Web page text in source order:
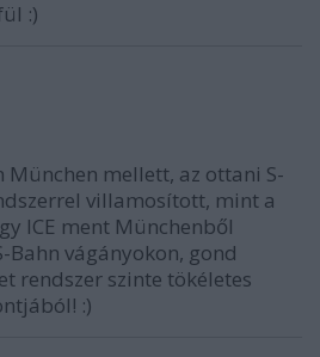
:)
mellett, az ottani S-
villamosított, mint a
ICE ment Münchenből
Bahn vágányokon, gond
rendszer szinte tökéletes
:)